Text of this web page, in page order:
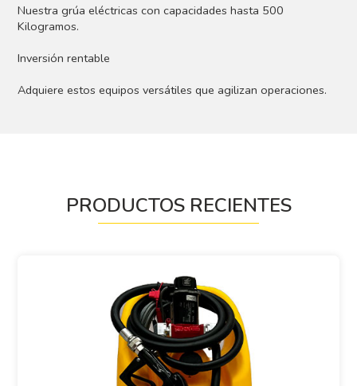
Nuestra grúa eléctricas con capacidades hasta 500
Kilogramos.
Inversión rentable
Adquiere estos equipos versátiles que agilizan operaciones.
PRODUCTOS RECIENTES